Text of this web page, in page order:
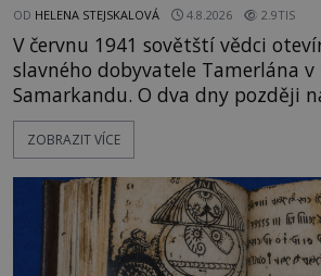
OD HELENA STEJSKALOVÁ 4.8.2026 2.9TIS
V červnu 1941 sovětští vědci
slavného dobyvatele Tamerlána v
Samarkandu. O dva dny později
Německo zahajuje operaci
Sovětský svaz. Shoda dat je
na legendě něco pravdy, nebo
souhru okolností? Když antropolog Michail
Gerasimov (1907-1970) a
ZOBRAZIT VÍCE